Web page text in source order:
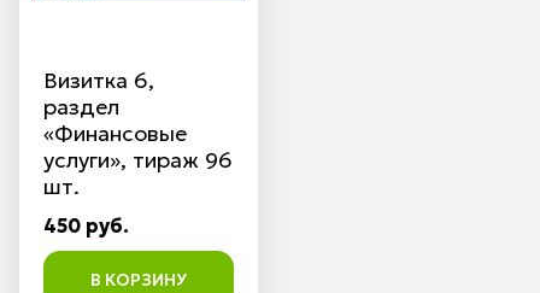
Визитка 6,
раздел
«Финансовые
услуги», тираж 96
шт.
450 руб.
В КОРЗИНУ